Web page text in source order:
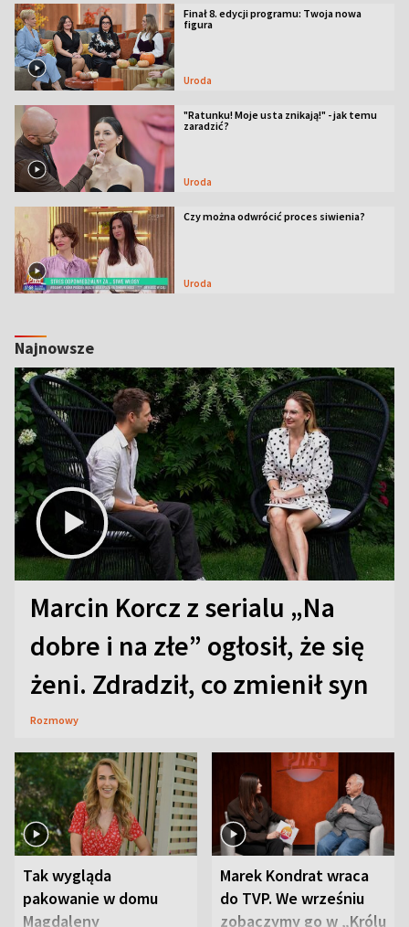
Finał 8. edycji programu: Twoja nowa
figura
Uroda
"Ratunku! Moje usta znikają!" - jak temu
zaradzić?
Uroda
Czy można odwrócić proces siwienia?
Uroda
Najnowsze
Marcin Korcz z serialu „Na
dobre i na złe” ogłosił, że się
żeni. Zdradził, co zmienił syn
Rozmowy
Tak wygląda
pakowanie w domu
Magdaleny
Marek Kondrat wraca
do TVP. We wrześniu
zobaczymy go w „Królu